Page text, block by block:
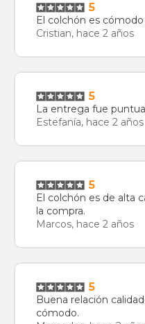
5
El colchón es
Cristian, hace 2 años
5
La entrega fue
Estefanía, hace 2 años
5
El colchón es de alta
la compra.
Marcos, hace 2 años
5
Buena relación
cómodo.